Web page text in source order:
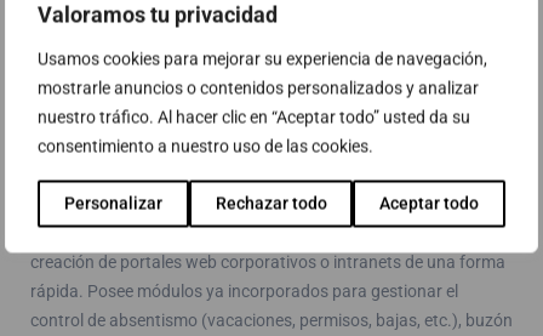
Valoramos tu privacidad
Usamos cookies para mejorar su experiencia de navegación,
mostrarle anuncios o contenidos personalizados y analizar
nuestro tráfico. Al hacer clic en “Aceptar todo” usted da su
consentimiento a nuestro uso de las cookies.
Personalizar Rechazar todo Aceptar todo
Abast Portal
Abast Portal es una solución desarrollada por la área de
soluciones a medida de ABAST sobre tecnología Microsoft .NET.
Permite la creación de portales públicos y privados, con gestión
de datos SQL Server.
Es una solución ágil pensada para pymes y se utiliza para la
creación de portales web corporativos o intranets de una forma
rápida. Posee módulos ya incorporados para gestionar el
control de absentismo (vacaciones, permisos, bajas, etc.), buzón